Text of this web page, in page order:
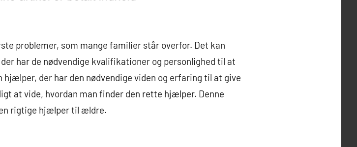
problemer, som mange familier står overfor. Det kan
har de nødvendige kvalifikationer og personlighed til at
der har den nødvendige viden og erfaring til at give
at vide, hvordan man finder den rette hjælper. Denne
rigtige hjælper til ældre.